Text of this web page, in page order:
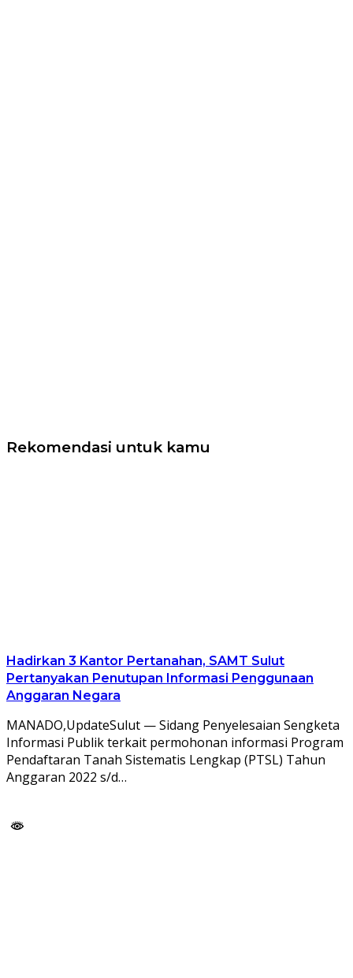
Rekomendasi untuk kamu
Hadirkan 3 Kantor Pertanahan, SAMT Sulut
Pertanyakan Penutupan Informasi Penggunaan
Anggaran Negara
MANADO,UpdateSulut — Sidang Penyelesaian Sengketa
Informasi Publik terkait permohonan informasi Program
Pendaftaran Tanah Sistematis Lengkap (PTSL) Tahun
Anggaran 2022 s/d…